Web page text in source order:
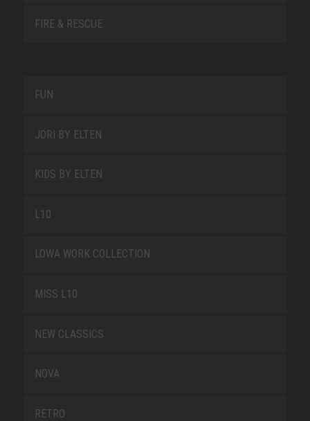
FIRE & RESCUE
FUN
JORI BY ELTEN
KIDS BY ELTEN
L10
LOWA WORK COLLECTION
MISS L10
NEW CLASSICS
NOVA
RETRO